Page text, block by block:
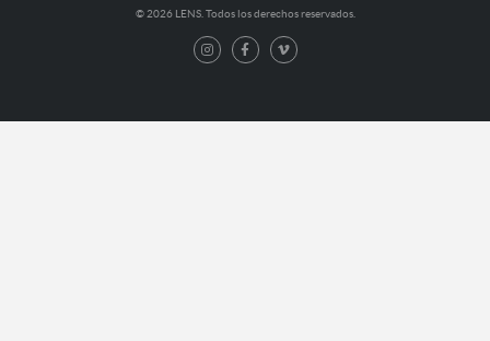
© 2026 LENS. Todos los derechos reservados.